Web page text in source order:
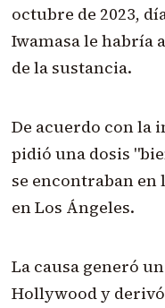
octubre de 2023,
Iwamasa le habría
de la sustancia.
De acuerdo con la
pidió una dosis
se encontraban
en Los Ángeles.
La causa generó
Hollywood y